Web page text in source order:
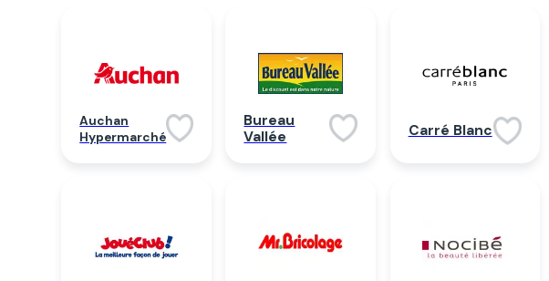
Auchan
Hypermarché
Bureau
Vallée
Carré Blanc